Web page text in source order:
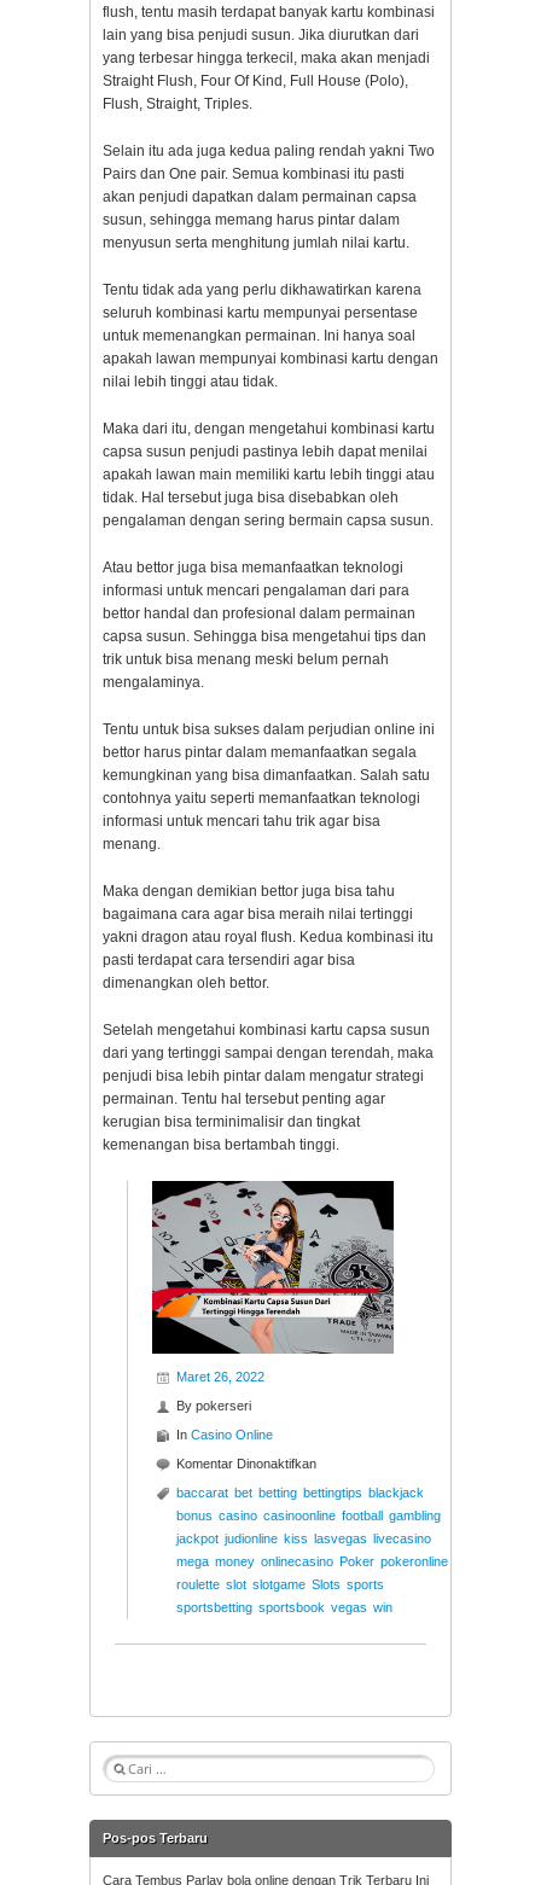
flush, tentu masih terdapat banyak kartu kombinasi
lain yang bisa penjudi susun. Jika diurutkan dari
yang terbesar hingga terkecil, maka akan menjadi
Straight Flush, Four Of Kind, Full House (Polo),
Flush, Straight, Triples.
Selain itu ada juga kedua paling rendah yakni Two
Pairs dan One pair. Semua kombinasi itu pasti
akan penjudi dapatkan dalam permainan capsa
susun, sehingga memang harus pintar dalam
menyusun serta menghitung jumlah nilai kartu.
Tentu tidak ada yang perlu dikhawatirkan karena
seluruh kombinasi kartu mempunyai persentase
untuk memenangkan permainan. Ini hanya soal
apakah lawan mempunyai kombinasi kartu dengan
nilai lebih tinggi atau tidak.
Maka dari itu, dengan mengetahui kombinasi kartu
capsa susun penjudi pastinya lebih dapat menilai
apakah lawan main memiliki kartu lebih tinggi atau
tidak. Hal tersebut juga bisa disebabkan oleh
pengalaman dengan sering bermain capsa susun.
Atau bettor juga bisa memanfaatkan teknologi
informasi untuk mencari pengalaman dari para
bettor handal dan profesional dalam permainan
capsa susun. Sehingga bisa mengetahui tips dan
trik untuk bisa menang meski belum pernah
mengalaminya.
Tentu untuk bisa sukses dalam perjudian online ini
bettor harus pintar dalam memanfaatkan segala
kemungkinan yang bisa dimanfaatkan. Salah satu
contohnya yaitu seperti memanfaatkan teknologi
informasi untuk mencari tahu trik agar bisa
menang.
Maka dengan demikian bettor juga bisa tahu
bagaimana cara agar bisa meraih nilai tertinggi
yakni dragon atau royal flush. Kedua kombinasi itu
pasti terdapat cara tersendiri agar bisa
dimenangkan oleh bettor.
Setelah mengetahui kombinasi kartu capsa susun
dari yang tertinggi sampai dengan terendah, maka
penjudi bisa lebih pintar dalam mengatur strategi
permainan. Tentu hal tersebut penting agar
kerugian bisa terminimalisir dan tingkat
kemenangan bisa bertambah tinggi.
Maret 26, 2022
By pokerseri
In Casino Online
Komentar Dinonaktifkanpada
Kombinasi
Kartu
Capsa
Susun
dari
Tertinggi
Terendah
baccarat bet betting bettingtips blackjack
bonus casino casinoonline football gambling
jackpot judionline kiss lasvegas livecasino
mega money onlinecasino Poker pokeronline
roulette slot slotgame Slots sports
sportsbetting sportsbook vegas win
Cari
untuk:
Pos-pos Terbaru
Cara Tembus Parlay bola online dengan Trik Terbaru Ini